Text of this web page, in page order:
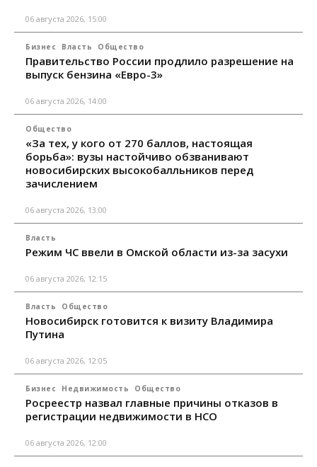
06 августа 2026, 15:00
Бизнес Власть Общество
Правительство России продлило разрешение на
выпуск бензина «Евро-3»
06 августа 2026, 14:00
Общество
«За тех, у кого от 270 баллов, настоящая
борьба»: вузы настойчиво обзванивают
новосибирских высокобалльников перед
зачислением
06 августа 2026, 13:00
Власть
Режим ЧС ввели в Омской области из-за засухи
06 августа 2026, 12:15
Власть Общество
Новосибирск готовится к визиту Владимира
Путина
06 августа 2026, 12:05
Бизнес Недвижимость Общество
Росреестр назвал главные причины отказов в
регистрации недвижимости в НСО
06 августа 2026, 12:00